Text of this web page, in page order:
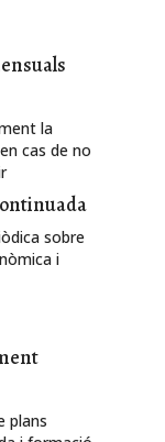
la
cas de no
sobre
i
plans